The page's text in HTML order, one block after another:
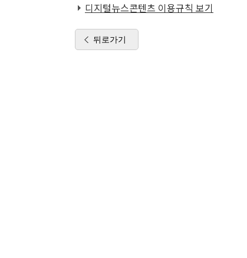
디지털뉴스콘텐츠 이용규칙 보기
뒤로가기